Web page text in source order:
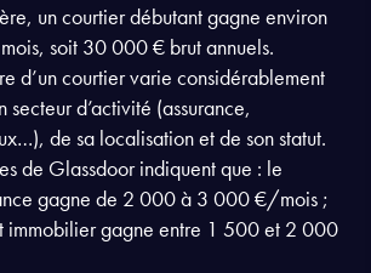
un courtier débutant gagne environ
soit 30 000 € brut annuels.
d’un courtier varie considérablement
secteur d’activité (assurance,
de sa localisation et de son statut.
de Glassdoor indiquent que : le
gagne de 2 000 à 3 000 €/mois ;
immobilier gagne entre 1 500 et 2 000